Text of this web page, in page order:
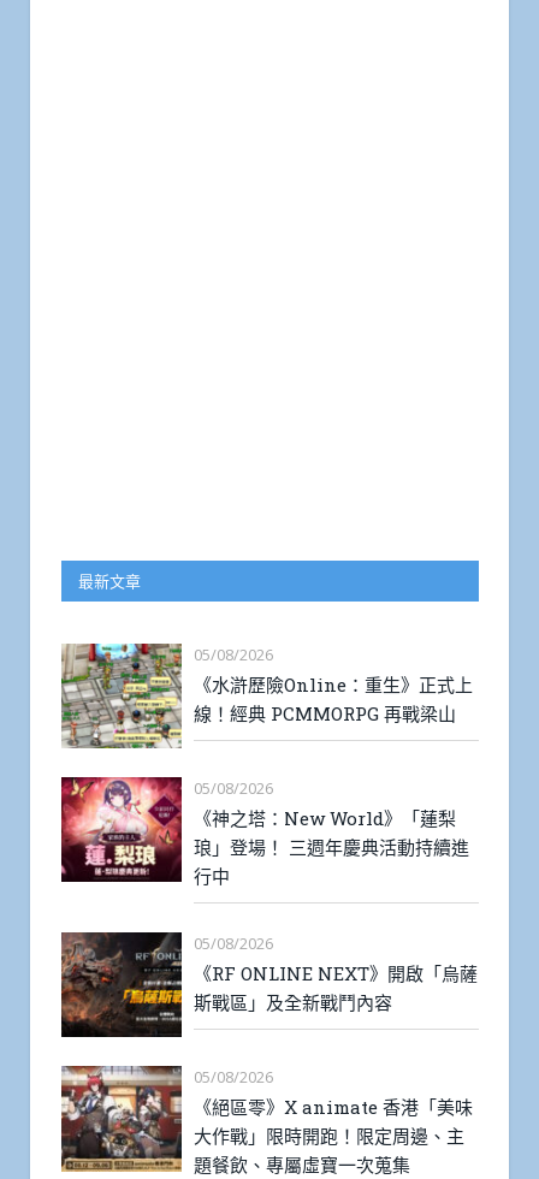
最新文章
05/08/2026
《水滸歷險Online：重生》正式上
線！經典 PCMMORPG 再戰梁山
05/08/2026
《神之塔：New World》「蓮梨
琅」登場！ 三週年慶典活動持續進
行中
05/08/2026
《RF ONLINE NEXT》開啟「烏薩
斯戰區」及全新戰鬥內容
05/08/2026
《絕區零》X animate 香港「美味
大作戰」限時開跑！限定周邊、主
題餐飲、專屬虛寶一次蒐集